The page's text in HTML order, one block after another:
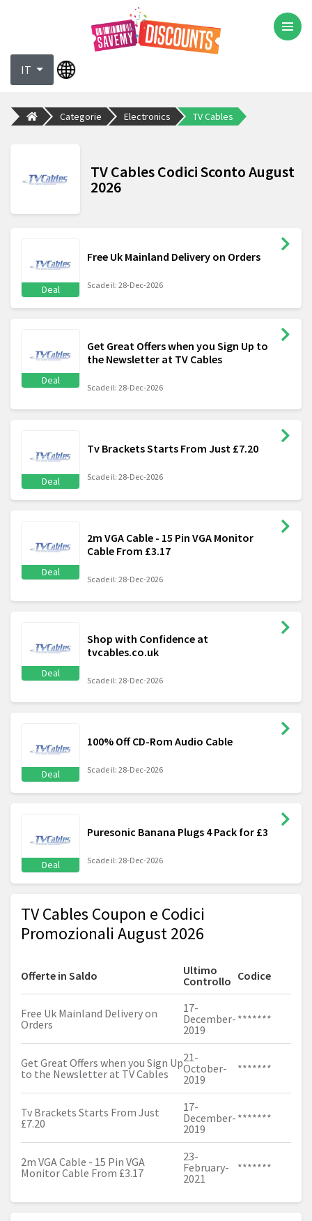
IT
Categorie Electronics TV Cables
TV Cables Codici Sconto August
2026
Deal
Free Uk Mainland Delivery on Orders
Scade il: 28-Dec-2026
Deal
Get Great Offers when you Sign Up to
the Newsletter at TV Cables
Scade il: 28-Dec-2026
Deal
Tv Brackets Starts From Just £7.20
Scade il: 28-Dec-2026
Deal
2m VGA Cable - 15 Pin VGA Monitor
Cable From £3.17
Scade il: 28-Dec-2026
Deal
Shop with Confidence at
tvcables.co.uk
Scade il: 28-Dec-2026
Deal
100% Off CD-Rom Audio Cable
Scade il: 28-Dec-2026
Deal
Puresonic Banana Plugs 4 Pack for £3
Scade il: 28-Dec-2026
TV Cables Coupon e Codici
Promozionali August 2026
Offerte in Saldo
Ultimo
Controllo Codice
Free Uk Mainland Delivery on
Orders
17-
December-
2019
*******
Get Great Offers when you Sign Up
to the Newsletter at TV Cables
21-
October-
2019
*******
Tv Brackets Starts From Just
£7.20
17-
December-
2019
*******
2m VGA Cable - 15 Pin VGA
Monitor Cable From £3.17
23-
February-
2021
*******